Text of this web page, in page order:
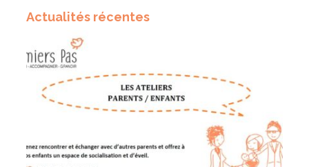
Actualités récentes